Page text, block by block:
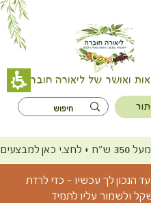
ואושר של ליאורה חוברה
הנכון לך עכשיו - כדי לרדת
ולשמור עליו לתמיד